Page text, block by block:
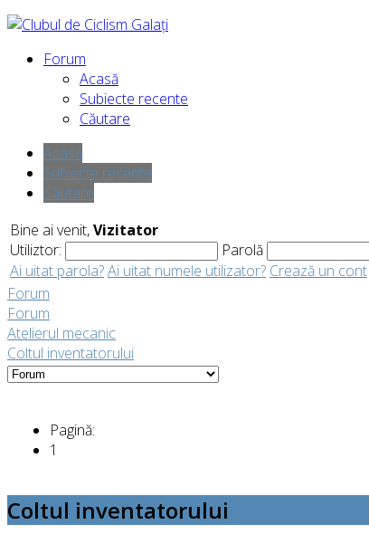
Forum
Acasă
Subiecte recente
Căutare
Acasă
Subiecte recente
Căutare
Bine ai venit,Vizitator
Utiliztor:
Parolă
Ai uitat parola?Ai uitat numele utilizator? Crează un cont
Forum
Forum
Atelierul mecanic
Coltul inventatorului
Pagină:
1
Coltul inventatorului